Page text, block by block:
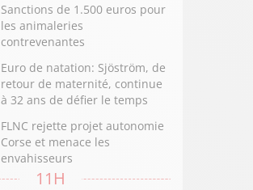
Sanctions de 1.500 euros pour
les animaleries
contrevenantes
Euro de natation: Sjöström, de
retour de maternité, continue
à 32 ans de défier le temps
FLNC rejette projet autonomie
Corse et menace les
envahisseurs
11H